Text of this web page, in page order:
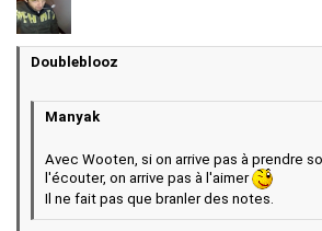
Doubleblooz
Manyak
Avec Wooten, si on arrive pas à prendre
l'écouter, on arrive pas à l'aimer
Il ne fait pas que branler des notes.